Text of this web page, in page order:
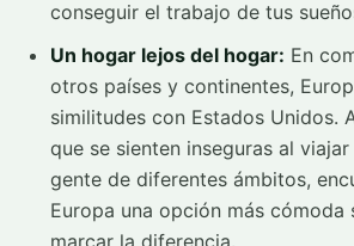
conseguir el trabajo de tus
Un hogar lejos del hogar: En
otros países y continentes,
similitudes con Estados Unidos.
que se sienten inseguras al
gente de diferentes ámbitos,
Europa una opción más cómoda
marcar la diferencia.